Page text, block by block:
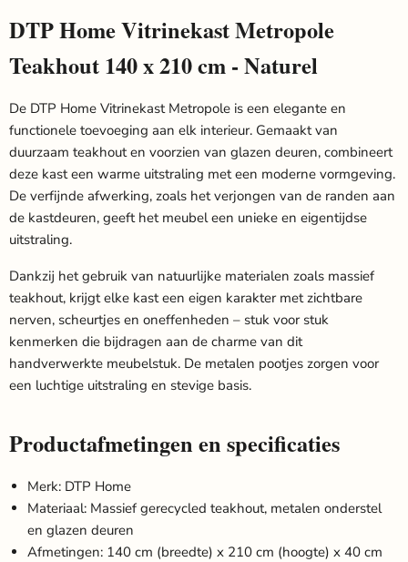
DTP Home Vitrinekast Metropole
Teakhout 140 x 210 cm - Naturel
De DTP Home Vitrinekast Metropole is een elegante en
functionele toevoeging aan elk interieur. Gemaakt van
duurzaam teakhout en voorzien van glazen deuren, combineert
deze kast een warme uitstraling met een moderne vormgeving.
De verfijnde afwerking, zoals het verjongen van de randen aan
de kastdeuren, geeft het meubel een unieke en eigentijdse
uitstraling.
Dankzij het gebruik van natuurlijke materialen zoals massief
teakhout, krijgt elke kast een eigen karakter met zichtbare
nerven, scheurtjes en oneffenheden – stuk voor stuk
kenmerken die bijdragen aan de charme van dit
handverwerkte meubelstuk. De metalen pootjes zorgen voor
een luchtige uitstraling en stevige basis.
Productafmetingen en specificaties
Merk: DTP Home
Materiaal: Massief gerecycled teakhout, metalen onderstel
en glazen deuren
Afmetingen: 140 cm (breedte) x 210 cm (hoogte) x 40 cm